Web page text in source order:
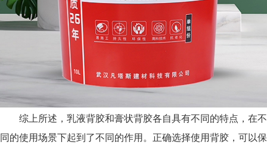
综上所述，乳液背胶和膏状背胶各自具有不同的特点，在不
同的使用场景下起到了不同的作用。正确选择使用背胶，可以保